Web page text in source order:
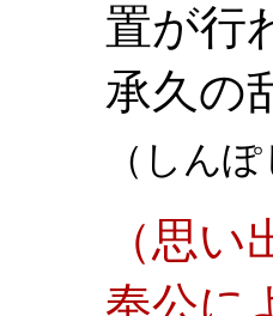
置が行
承久の
（しんぽ
（思
奉公に